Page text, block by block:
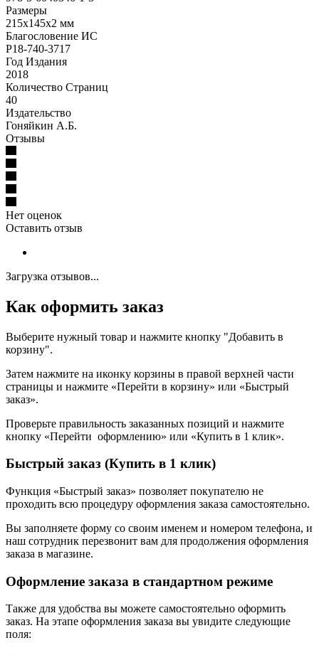
Размеры
215х145х2 мм
Благословение ИС
Р18-740-3717
Год Издания
2018
Количество Страниц
40
Издательство
Гоняйкин А.Б.
Отзывы
Нет оценок
Оставить отзыв
Загрузка отзывов...
Как оформить заказ
Выберите нужный товар и нажмите кнопку "Добавить в
корзину".
Затем нажмите на иконку корзины в правой верхней части
страницы и нажмите «Перейти в корзину» или «Быстрый
заказ».
Проверьте правильность заказанных позиций и нажмите
кнопку «Перейти оформлению» или «Купить в 1 клик».
Быстрый заказ (Купить в 1 клик)
Функция «Быстрый заказ» позволяет покупателю не
проходить всю процедуру оформления заказа самостоятельно.
Вы заполняете форму со своим именем и номером телефона, и
наш сотрудник перезвонит вам для продолжения оформления
заказа в магазине.
Оформление заказа в стандартном режиме
Также для удобства вы можете самостоятельно оформить
заказ. На этапе оформления заказа вы увидите следующие
поля: